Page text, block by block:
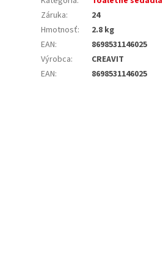
Záruka:
24
Hmotnosť:
2.8 kg
EAN:
8698531146025
Výrobca:
CREAVIT
EAN: 8698531146025